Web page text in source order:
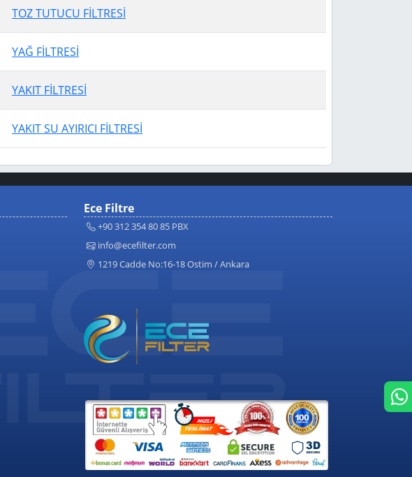
TOZ TUTUCU FİLTRESİ
YAĞ FİLTRESİ
YAKIT FİLTRESİ
YAKIT SU AYIRICI FİLTRESİ
Ece Filtre
+90 312 354 80 85 PBX
info@ecefilter.com
1219 Cadde No:16-18 Ostim / Ankara